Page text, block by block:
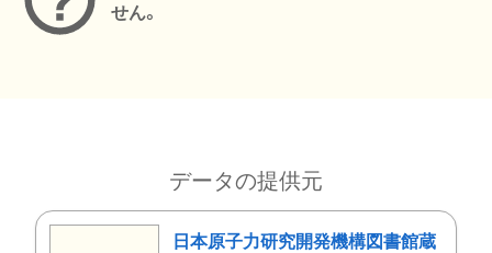
せん。
データの提供元
日本原子力研究開発機構図書館蔵